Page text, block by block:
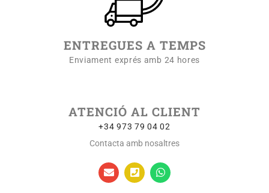
ENTREGUES A TEMPS
Enviament exprés amb 24 hores
ATENCIÓ AL CLIENT
+34 973 79 04 02
Contacta amb nosaltres